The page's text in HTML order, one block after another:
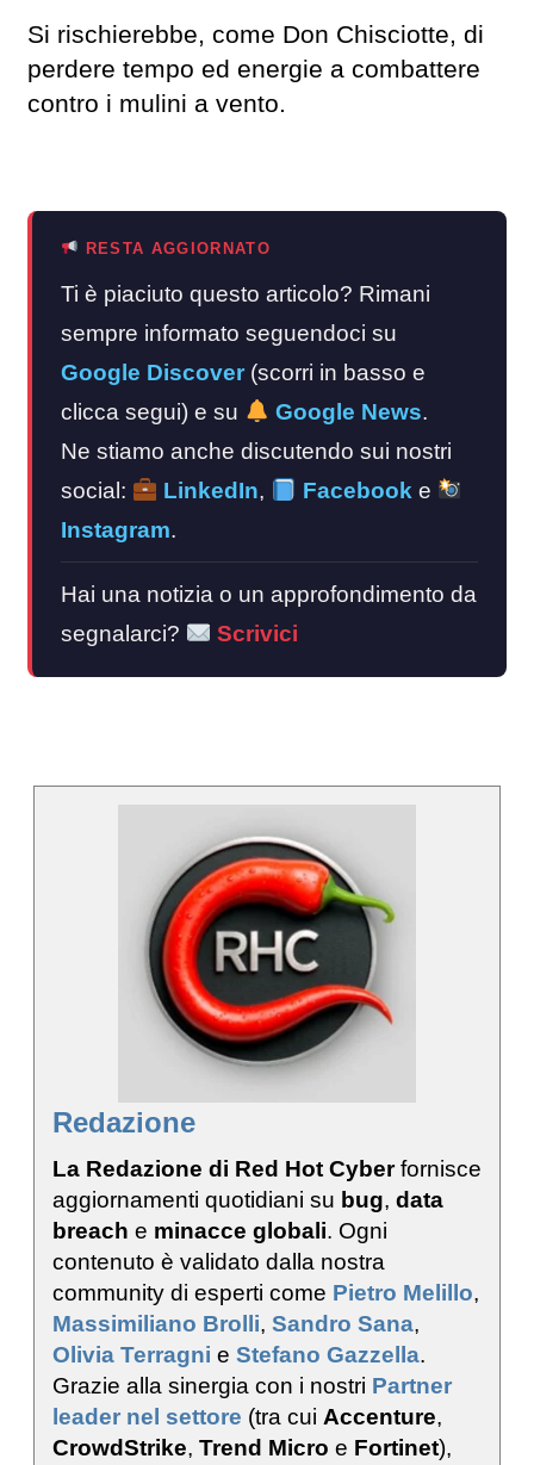
Si rischierebbe, come Don Chisciotte, di
perdere tempo ed energie a combattere
contro i mulini a vento.
RESTA AGGIORNATO
Ti è piaciuto questo articolo? Rimani
sempre informato seguendoci su
Google Discover (scorri in basso e
clicca segui) e su
Google News.
Ne stiamo anche discutendo sui nostri
social:
LinkedIn, Facebook e
Instagram.
Hai una notizia o un approfondimento da
segnalarci?
Scrivici
Redazione
La Redazione di Red Hot Cyberfornisce
aggiornamenti quotidiani su bug, data
breach e minacce globali. Ogni
contenuto è validato dalla nostra
community di esperti come Pietro Melillo,
Massimiliano Brolli, Sandro Sana,
Olivia Terragni e Stefano Gazzella.
Grazie alla sinergia con i nostri Partner
leader nel settore (tra cui Accenture,
CrowdStrike, Trend Micro e Fortinet),